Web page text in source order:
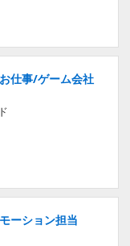
仕事/ゲーム会社
ーション担当